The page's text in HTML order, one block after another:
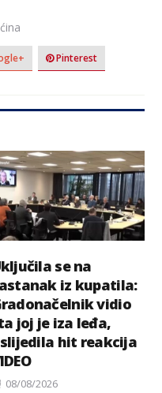
Pinterest
se na
iz kupatila:
vidio
joj je iza leđa,
hit reakcija
Posted
08/08/2026